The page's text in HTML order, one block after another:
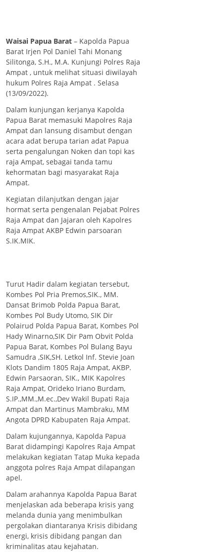
Waisai Papua Barat – Kapolda Papua
Barat Irjen Pol Daniel Tahi Monang
Silitonga, S.H., M.A. Kunjungi Polres Raja
Ampat , untuk melihat situasi diwilayah
hukum Polres Raja Ampat . Selasa
(13/09/2022).
Dalam kunjungan kerjanya Kapolda
Papua Barat memasuki Mapolres Raja
Ampat dan lansung disambut dengan
acara adat berupa tarian adat Papua
serta pengalungan Noken dan topi kas
raja Ampat, sebagai tanda tamu
kehormatan bagi masyarakat Raja
Ampat.
Kegiatan dilanjutkan dengan jajar
hormat serta pengenalan Pejabat Polres
Raja Ampat dan Jajaran oleh Kapolres
Raja Ampat AKBP Edwin parsoaran
S.IK.MIK.
Turut Hadir dalam kegiatan tersebut,
Kombes Pol Pria Premos,SIK., MM.
Dansat Brimob Polda Papua Barat,
Kombes Pol Budy Utomo, SIK Dir
Polairud Polda Papua Barat, Kombes Pol
Hady Winarno,SIK Dir Pam Obvit Polda
Papua Barat, Kombes Pol Bulang Bayu
Samudra ,SIK,SH. Letkol Inf. Stevie Joan
Klots Dandim 1805 Raja Ampat, AKBP.
Edwin Parsaoran, SIK., MIK Kapolres
Raja Ampat, Orideko Iriano Burdam,
S.IP.,MM.,M.ec.,Dev Wakil Bupati Raja
Ampat dan Martinus Mambraku, MM
Angota DPRD Kabupaten Raja Ampat.
Dalam kujungannya, Kapolda Papua
Barat didampingi Kapolres Raja Ampat
melakukan kegiatan Tatap Muka kepada
anggota polres Raja Ampat dilapangan
apel.
Dalam arahannya Kapolda Papua Barat
menjelaskan ada beberapa krisis yang
melanda dunia yang menimbulkan
pergolakan diantaranya Krisis dibidang
energi, krisis dibidang pangan dan
kriminalitas atau kejahatan.